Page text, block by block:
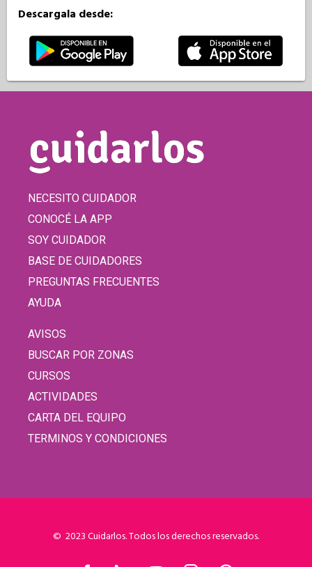
Descargala desde:
NECESITO CUIDADOR
CONOCÉ LA APP
SOY CUIDADOR
BASE DE CUIDADORES
PREGUNTAS FRECUENTES
AYUDA
AVISOS
BUSCAR POR ZONAS
CURSOS
ACTIVIDADES
CARTA DEL EQUIPO
TERMINOS Y CONDICIONES
© 2023 Cuidarlos. Todos los derechos reservados.